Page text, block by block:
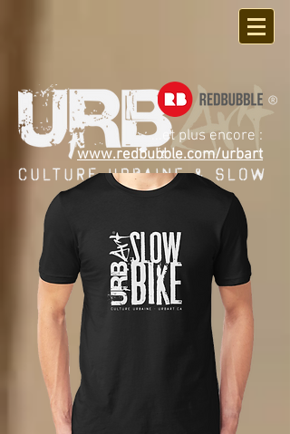
...et plus encore :
www.redbubble.com/urbart